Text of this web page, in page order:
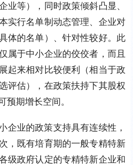
业等），同时政策倾斜凸显、
实行名单制动态管理、企业对
体的名单）、针对性较好。此
属于中小企业的佼佼者，而且
起来相对比较便利（相当于政
评估），在政策扶持下其股权
预期增长空间。
企业的政策支持具有连续性，
，既有培育期的一般专精特新
级政府认定的专精特新企业和